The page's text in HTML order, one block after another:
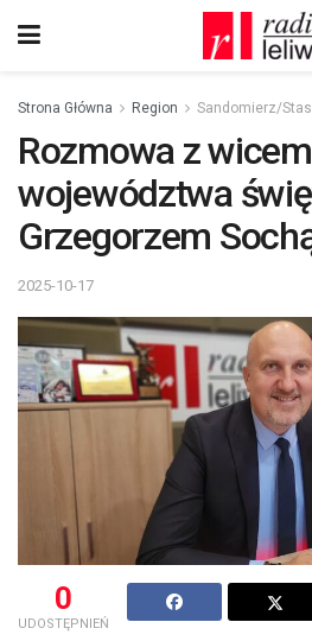
Strona Główna Region Sandomierz/
Rozmowa z
województwa
Grzegorzem
2025-10-17
0
UDOSTĘPNIEŃ